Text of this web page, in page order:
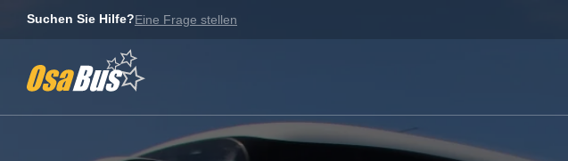
Suchen Sie Hilfe?Eine Frage stellen